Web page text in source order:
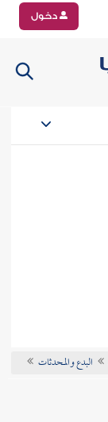
دخول
البدع والمحدثات